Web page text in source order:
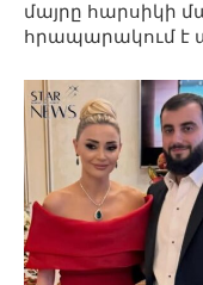
մայրը հարսիկի
հրապարակում է